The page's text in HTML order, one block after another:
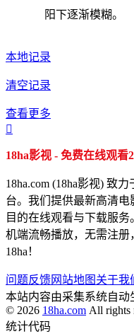
阳下逐渐模糊。
本地记录
清空记录
查看更多

18ha影视 - 免费在线观看
18ha.com (18ha影视) 致
台。我们提供最新高清
目的在线观看与下载服
机端流畅播放，无需注
18ha！
问题反馈网站地图 关于我
本站内容由采集系统自
© 2026 18ha.com All rights
统计代码